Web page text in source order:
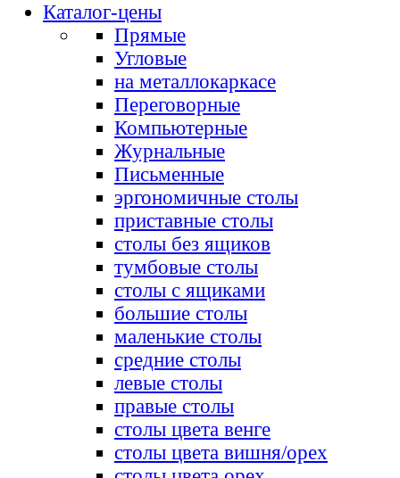
Каталог-цены
Прямые
Угловые
на металлокаркасе
Переговорные
Компьютерные
Журнальные
Письменные
эргономичные столы
приставные столы
столы без ящиков
тумбовые столы
столы с ящиками
большие столы
маленькие столы
средние столы
левые столы
правые столы
столы цвета венге
столы цвета вишня/орех